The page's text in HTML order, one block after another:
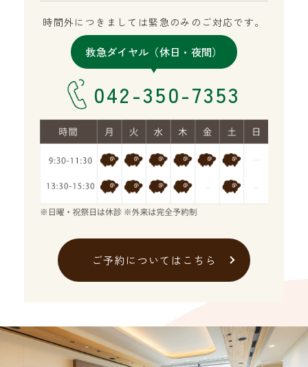
時間外につきましては緊急のみのご対応です。
救急ダイヤル（休日・夜間）
042-350-7353
ご予約についてはこちら